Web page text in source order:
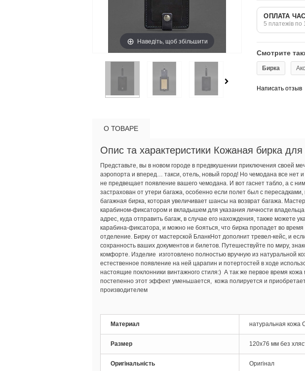
Наведіть, щоб збільшити
ОПЛАТА
5 платежів по
Смотрите
Бирка
Написать отзыв
О ТОВАРЕ
Опис та характеристики Кожаная бирка
Представьте, вы в новом городе в предвкушении приключения своей
аэропорта и вперед… такси, отель, новый город! Но чемодана все нет
не предвещает появление вашего чемодана. И вот гаснет табло, а с
застрахован от утери багажа, особенно если полет был с
багажная бирка, которая увеличивает шансы на возврат багажа.
карабином-фиксатором и вкладышем для указания личности
адрес, куда отправить багаж, в случае его нахождения, также можете
карабина-фиксатора, и можно не бояться, что бирка пропадет во
отделение. Бирку от мастерской БланкНот дополнит тревел-кейс, и
сохранность ваших документов и билетов. Путешествуйте по миру,
комфорте. Изделие изготовлено полностью вручную из натуральной
естественное появление на ней царапин и потертостей в ходе
настоящие поклонники винтажного стиля:) А так же первое время
постепенно этот эффект уменьшается, кожа полируется и
производителем
Материал натуральная кожа
Размер 120х76 мм без
Оригінальність Оригінал